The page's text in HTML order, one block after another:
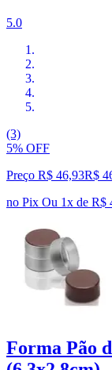
5.0
(3)
5% OFF
Preço R$ 46,93R$
no Pix Ou 1x de R$
Forma Pão